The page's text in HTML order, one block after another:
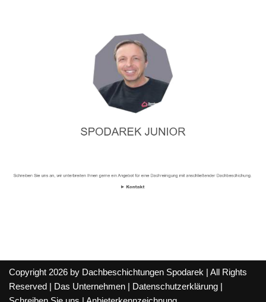
Copyright 2026 by Dachbeschichtungen Spodarek | All Rights
Reserved |
Das Unternehmen Datenschutzerklärung